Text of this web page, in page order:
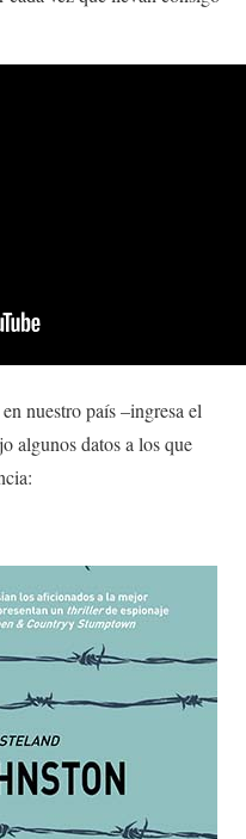
en nuestro país –ingresa el
algunos datos a los que